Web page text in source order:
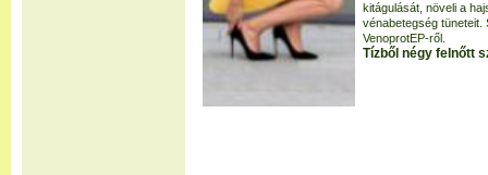
kitágulását, növeli a
vénabetegség tüneteit.
VenoprotEP-ről.
Tízből négy felnőtt